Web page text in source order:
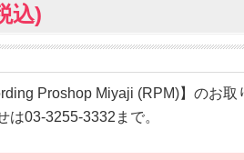
込)
Proshop Miyaji (RPM)】のお取
は03-3255-3332まで。